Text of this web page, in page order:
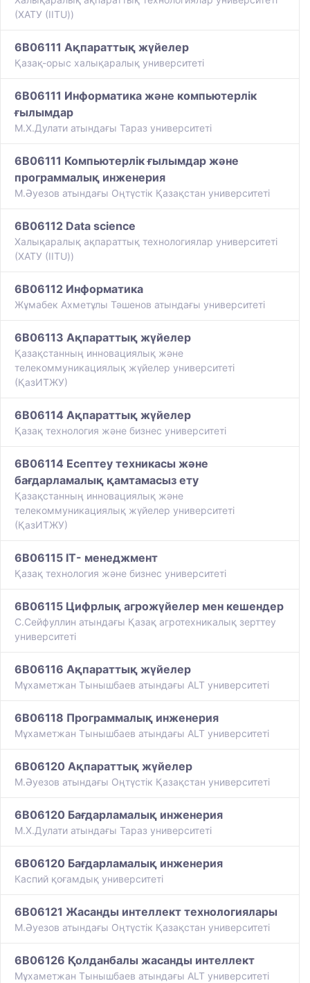
(ХАТУ (IITU))
6B06111 Ақпараттық жүйелер
Қазақ-орыс халықаралық университеті
6B06111 Информатика және компьютерлік
ғылымдар
М.Х.Дулати атындағы Тараз университеті
6B06111 Компьютерлік ғылымдар және
программалық инженерия
М.Әуезов атындағы Оңтүстік Қазақстан университеті
6B06112 Data science
Халықаралық ақпараттық технологиялар университеті
(ХАТУ (IITU))
6B06112 Информатика
Жұмабек Ахметұлы Тәшенов атындағы университеті
6B06113 Ақпараттық жүйелер
Қазақстанның инновациялық және
телекоммуникациялық жүйелер университеті
(ҚазИТЖУ)
6B06114 Ақпараттық жүйелер
Қазақ технология және бизнес университеті
6B06114 Есептеу техникасы және
бағдарламалық қамтамасыз ету
Қазақстанның инновациялық және
телекоммуникациялық жүйелер университеті
(ҚазИТЖУ)
6B06115 IT- менеджмент
Қазақ технология және бизнес университеті
6B06115 Цифрлық агрожүйелер мен кешендер
С.Сейфуллин атындағы Қазақ агротехникалық зерттеу
университеті
6B06116 Ақпараттық жүйелер
Мұхаметжан Тынышбаев атындағы ALT университеті
6B06118 Программалық инженерия
Мұхаметжан Тынышбаев атындағы ALT университеті
6B06120 Ақпараттық жүйелер
М.Әуезов атындағы Оңтүстік Қазақстан университеті
6B06120 Бағдарламалық инженерия
М.Х.Дулати атындағы Тараз университеті
6B06120 Бағдарламалық инженерия
Каспий қоғамдық университеті
6B06121 Жасанды интеллект технологиялары
М.Әуезов атындағы Оңтүстік Қазақстан университеті
6B06126 Қолданбалы жасанды интеллект
Мұхаметжан Тынышбаев атындағы ALT университеті